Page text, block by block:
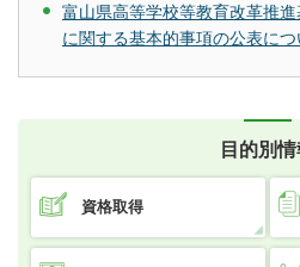
富山県高等学校等教育改革推
に関する基本的事項の公表につ
目的別情
資格取得